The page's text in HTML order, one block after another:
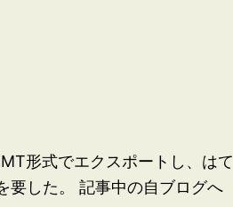
形式でエクスポートし、はて
要した。 記事中の自ブログへ